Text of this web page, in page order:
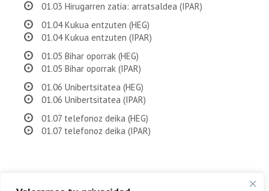
01.03 Hirugarren zatia: arratsaldea (IPAR)
01.04 Kukua entzuten (HEG)
01.04 Kukua entzuten (IPAR)
01.05 Bihar oporrak (HEG)
01.05 Bihar oporrak (IPAR)
01.06 Unibertsitatea (HEG)
01.06 Unibertsitatea (IPAR)
01.07 telefonoz deika (HEG)
01.07 telefonoz deika (IPAR)